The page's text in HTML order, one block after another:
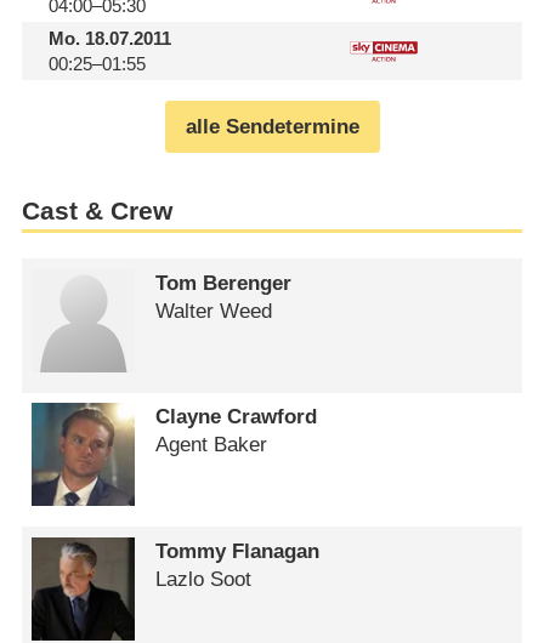
04:00–05:30
Mo.18.07.2011
00:25–01:55
alle Sendetermine
Cast & Crew
Tom Berenger
Walter Weed
Clayne Crawford
Agent Baker
Tommy Flanagan
Lazlo Soot